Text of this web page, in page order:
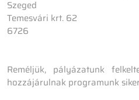
Szeged
Temesvári krt. 62
6726
Reméljük, pályázatunk
hozzájárulnak programunk